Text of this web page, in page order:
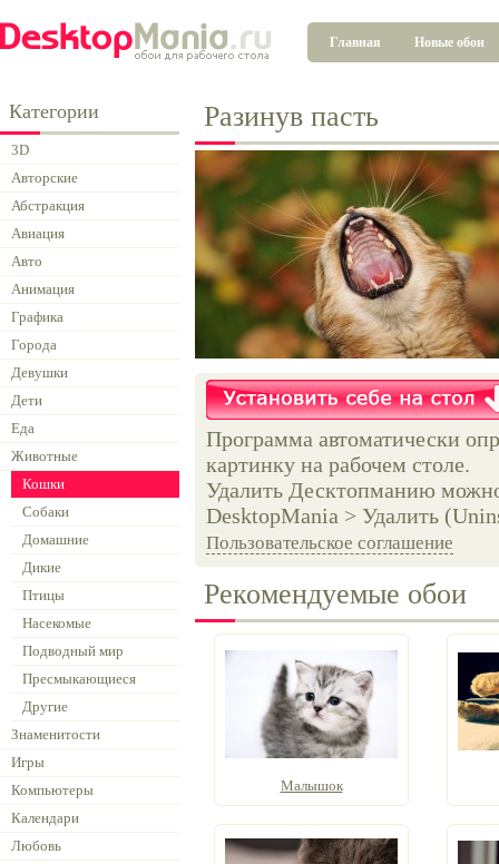
Главная Новые обои
Категории
3D
Авторские
Абстракция
Авиация
Авто
Анимация
Графика
Города
Девушки
Дети
Еда
Животные
Кошки
Собаки
Домашние
Дикие
Птицы
Насекомые
Подводный мир
Пресмыкающиеся
Другие
Знаменитости
Игры
Компьютеры
Календари
Любовь
Разинув пасть
Программа автоматически
картинку на рабочем столе.
Удалить Десктопманию
DesktopMania > Удалить
Пользовательское соглашение
Рекомендуемые обои
Малышок